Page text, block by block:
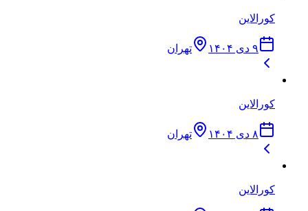
کورالاین
۹ دی ۱۴۰۴ تهران
کورالاین
۸ دی ۱۴۰۴ تهران
کورالاین